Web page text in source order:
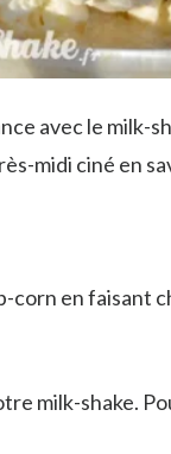
avec le milk-
midi ciné en
corn en faisant
milk-shake.